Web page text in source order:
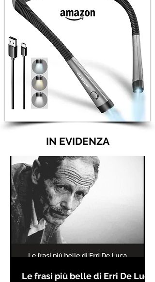
IN EVIDENZA
Le frasi più belle di Erri De Luca